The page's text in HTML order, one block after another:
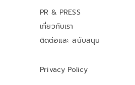
PR & PRESS
เกี่ยวกับเรา
ติดต่อและ สนับสนุน
Privacy Policy